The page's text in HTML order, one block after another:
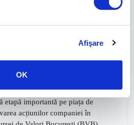
Afişare
OK
bine planificate ansambluri
etapă importantă pe piața de
acțiunilor companiei în